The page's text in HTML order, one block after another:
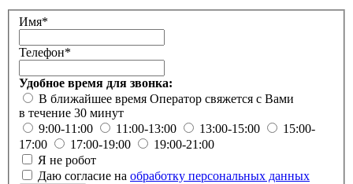
Имя*
Телефон*
Удобное время для звонка:
В ближайшее время Оператор свяжется с Вами
в течение 30 минут
9:00-11:00
11:00-13:00 13:00-15:00
15:00-
17:00
17:00-19:00
19:00-21:00
Я не робот
Даю согласие на обработку персональных данных